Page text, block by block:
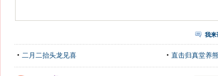
我来
二月二抬头龙见喜 直击归真堂养